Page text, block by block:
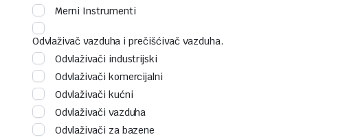
Merni Instrumenti
Odvlaživač vazduha i prečišćivač vazduha.
Odvlaživači industrijski
Odvlaživači komercijalni
Odvlaživači kućni
Odvlaživači vazduha
Odvlaživači za bazene